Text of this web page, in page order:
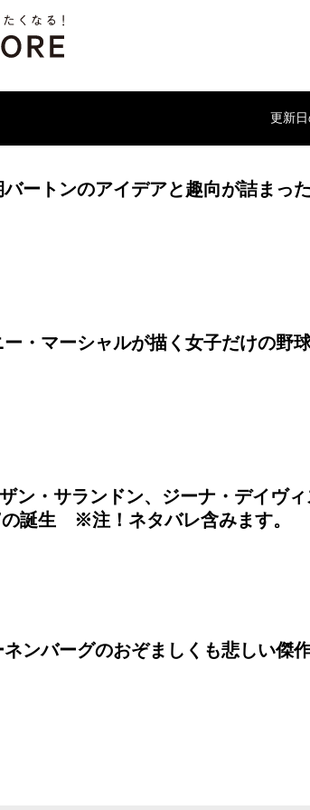
バートンのアイデアと趣向が詰まっ
ー・マーシャルが描く女子だけの野
ン・サランドン、ジーナ・デイヴ
の誕生 ※注！ネタバレ含みます。
ネンバーグのおぞましくも悲しい傑